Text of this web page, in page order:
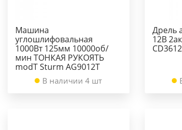
Машина
углошлифовальная
1000Вт 125мм 10000об/
мин ТОНКАЯ РУКОЯТЬ
modT Sturm AG9012T
В наличии 4 шт
Дрель
12В
CD3612